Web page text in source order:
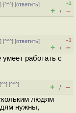
] [^^^] [ответить]
+1
+ / –
] [^^^] [ответить]
–1
+ / –
работать с
^^] [^^^]
+ / –
людям
нужны,